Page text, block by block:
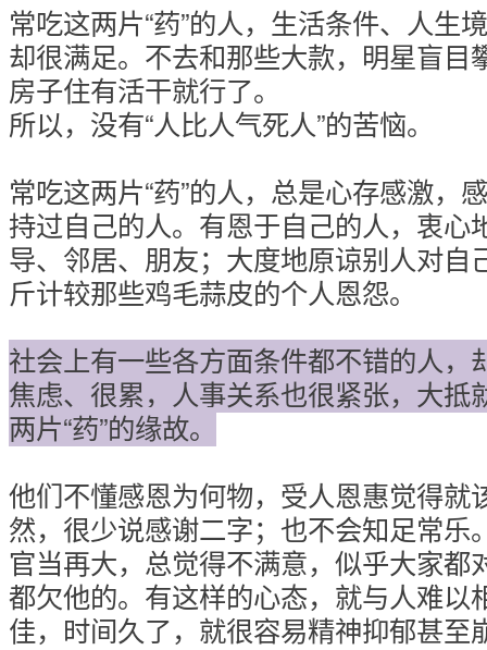
常吃这两片“药”的人，生活条件、人生
却很满足。不去和那些大款，明星盲目
房子住有活干就行了。
所以，没有“人比人气死人”的苦恼。
常吃这两片“药”的人，总是心存感激，
持过自己的人。有恩于自己的人，衷心
导、邻居、朋友；大度地原谅别人对自
斤计较那些鸡毛蒜皮的个人恩怨。
社会上有一些各方面条件都不错的人，
焦虑、很累，人事关系也很紧张，大抵
两片“药”的缘故。
他们不懂感恩为何物，受人恩惠觉得就
然，很少说感谢二字；也不会知足常乐
官当再大，总觉得不满意，似乎大家都
都欠他的。有这样的心态，就与人难以
佳，时间久了，就很容易精神抑郁甚至